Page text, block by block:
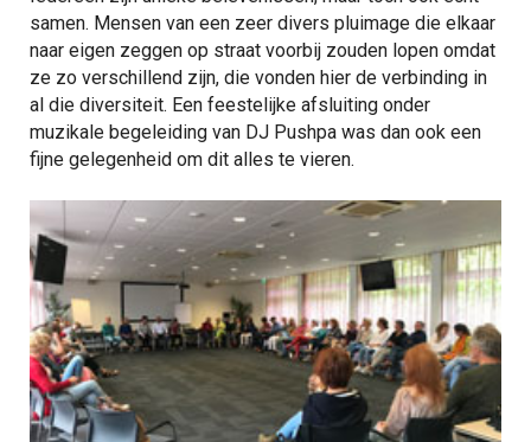
samen. Mensen van een zeer divers pluimage die elkaar
naar eigen zeggen op straat voorbij zouden lopen omdat
ze zo verschillend zijn, die vonden hier de verbinding in
al die diversiteit. Een feestelijke afsluiting onder
muzikale begeleiding van DJ Pushpa was dan ook een
fijne gelegenheid om dit alles te vieren.